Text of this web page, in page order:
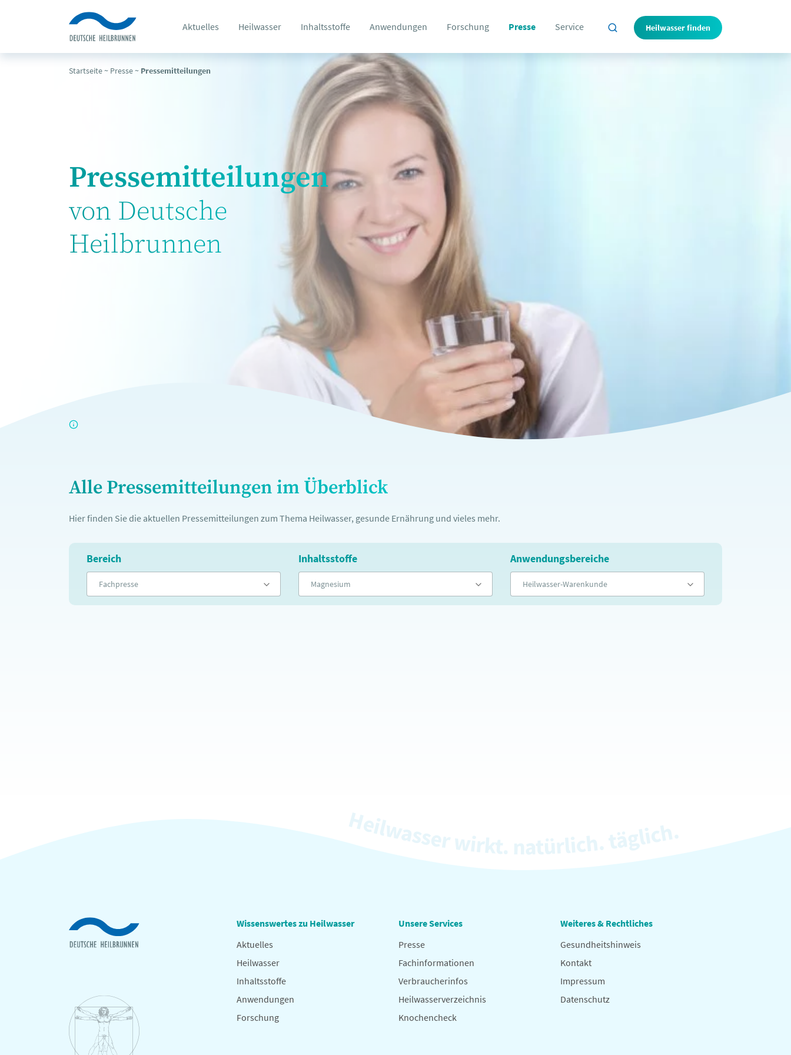
Aktuelles Heilwasser Inhaltsstoffe Anwendungen Forschung Presse Service Heilwasser finden
Startseite~ Presse~ Pressemitteilungen
Pressemitteilungen
von Deutsche
Heilbrunnen
Alle Pressemitteilungen im Überblick
Hier finden Sie die aktuellen Pressemitteilungen zum Thema Heilwasser, gesunde Ernährung und vieles mehr.
Bereich
Fachpresse
Inhaltsstoffe
Magnesium
Anwendungsbereiche
Heilwasser-Warenkunde
Wissenswertes zu Heilwasser
Aktuelles
Heilwasser
Inhaltsstoffe
Anwendungen
Forschung
Unsere Services
Presse
Fachinformationen
Verbraucherinfos
Heilwasserverzeichnis
Knochencheck
Weiteres & Rechtliches
Gesundheitshinweis
Kontakt
Impressum
Datenschutz